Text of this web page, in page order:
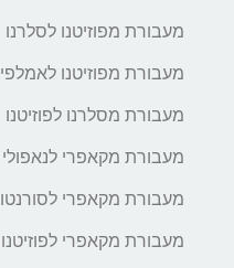
מעבורת מפוזיטנו לסלרנו
מעבורת מפוזיטנו לאמלפי
מעבורת מסלרנו לפוזיטנו
מעבורת מקאפרי לנאפולי
מעבורת מקאפרי לסורנטו
מעבורת מקאפרי לפוזיטנו